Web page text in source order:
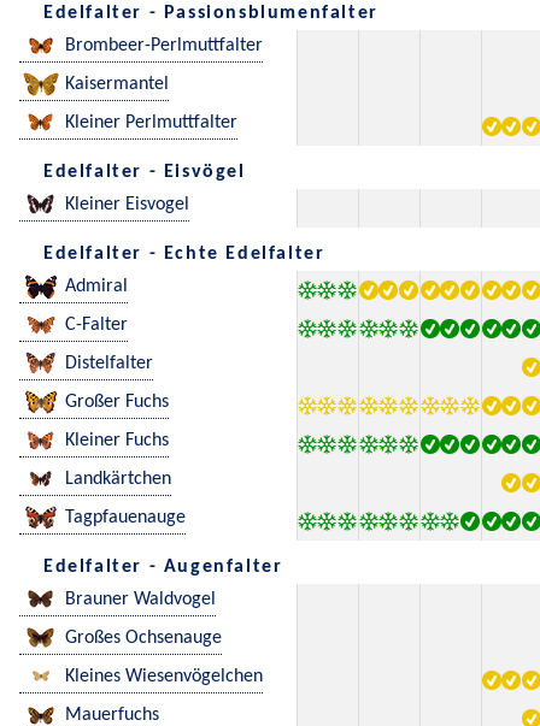
Edelfalter - Passionsblumenfalter
Brombeer-Perlmuttfalter
Kaisermantel
Kleiner Perlmuttfalter
Edelfalter - Eisvögel
Kleiner Eisvogel
Edelfalter - Echte Edelfalter
Admiral
C-Falter
Distelfalter
Großer Fuchs
Kleiner Fuchs
Landkärtchen
Tagpfauenauge
Edelfalter - Augenfalter
Brauner Waldvogel
Großes Ochsenauge
Kleines Wiesenvögelchen
Mauerfuchs